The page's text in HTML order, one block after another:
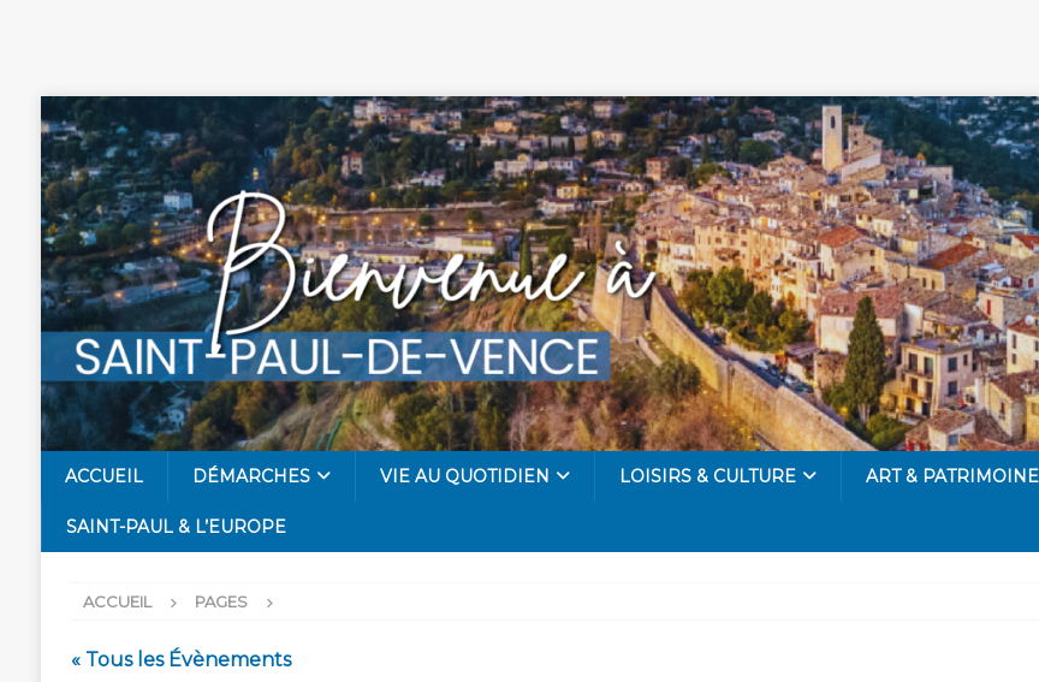
ACCUEIL DÉMARCHES VIE AU QUOTIDIEN LOISIRS & CULTURE ART & PATRIMOINE
SAINT-PAUL & L’EUROPE
ACCUEIL PAGES
« Tous les Évènements